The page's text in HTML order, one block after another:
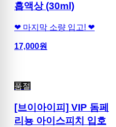
흡액상 (30ml)
❤ 마지막 소량 입고! ❤
17,000원
품절
[브이아이피] VIP 돔페
리뇽 아이스피치 입호